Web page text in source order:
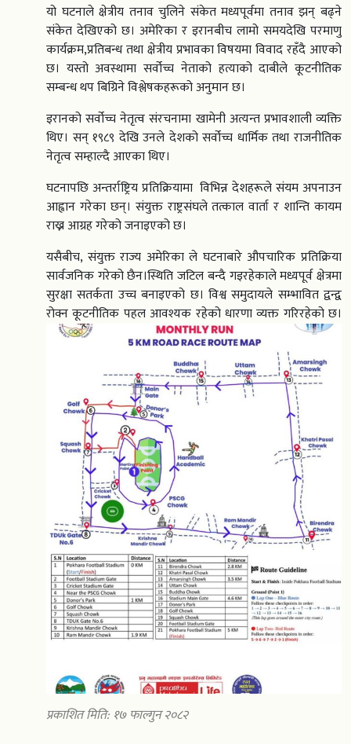
यो घटनाले क्षेत्रीय तनाव चुलिने संकेत मध्यपूर्वमा तनाव झन् बढ्ने
संकेत देखिएको छ। अमेरिका र इरानबीच लामो समयदेखि परमाणु
कार्यक्रम,प्रतिबन्ध तथा क्षेत्रीय प्रभावका विषयमा विवाद रहँदै आएको
छ। यस्तो अवस्थामा सर्वोच्च नेताको हत्याको दाबीले कूटनीतिक
सम्बन्ध थप बिग्रिने विश्लेषकहरूको अनुमान छ।
इरानको सर्वोच्च नेतृत्व संरचनामा खामेनी अत्यन्त प्रभावशाली व्यक्ति
थिए। सन् १९८९ देखि उनले देशको सर्वोच्च धार्मिक तथा राजनीतिक
नेतृत्व सम्हाल्दै आएका थिए।
घटनापछि अन्तर्राष्ट्रिय प्रतिक्रियामा विभिन्न देशहरूले संयम अपनाउन
आह्वान गरेका छन्। संयुक्त राष्ट्रसंघले तत्काल वार्ता र शान्ति कायम
राख्न आग्रह गरेको जनाइएको छ।
यसैबीच, संयुक्त राज्य अमेरिका ले घटनाबारे औपचारिक प्रतिक्रिया
सार्वजनिक गरेको छैन।स्थिति जटिल बन्दै गइरहेकाले मध्यपूर्व क्षेत्रमा
सुरक्षा सतर्कता उच्च बनाइएको छ। विश्व समुदायले सम्भावित द्वन्द्व
रोक्न कूटनीतिक पहल आवश्यक रहेको धारणा व्यक्त गरिरहेको छ।
प्रकाशित मिति: १७ फाल्गुन २०८२